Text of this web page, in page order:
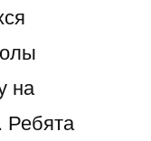
на
Ребята